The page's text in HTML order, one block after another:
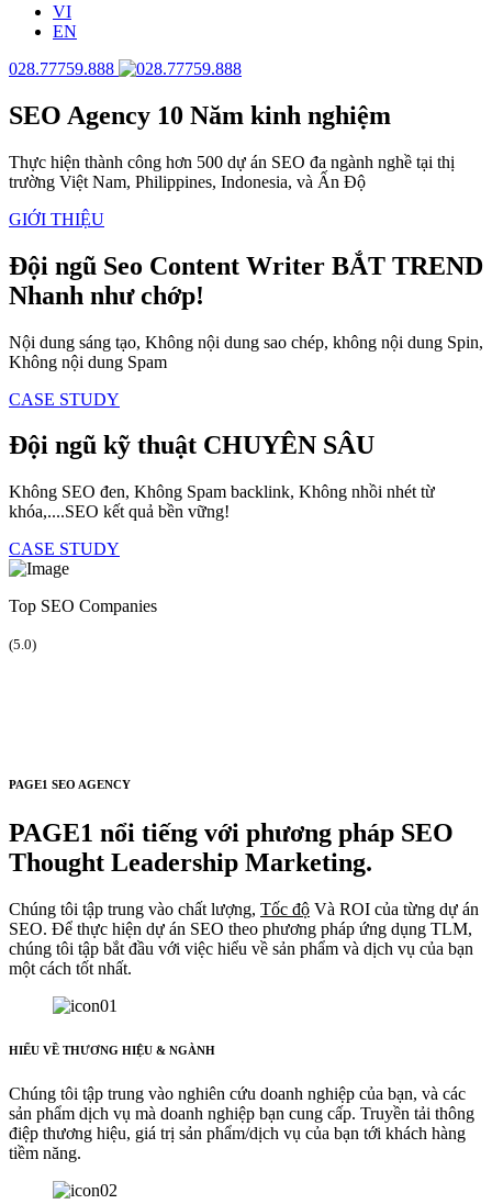
VI
EN
028.77759.888
SEO Agency 10 Năm kinh nghiệm
Thực hiện thành công hơn 500 dự án SEO đa ngành nghề tại thị
trường Việt Nam, Philippines, Indonesia, và Ấn Độ
GIỚI THIỆU
Đội ngũ Seo Content Writer BẮT TREND
Nhanh như chớp!
Nội dung sáng tạo, Không nội dung sao chép, không nội dung Spin,
Không nội dung Spam
CASE STUDY
Đội ngũ kỹ thuật CHUYÊN SÂU
Không SEO đen, Không Spam backlink, Không nhồi nhét từ
khóa,....SEO kết quả bền vững!
CASE STUDY
Top SEO Companies
(5.0)
PAGE1 SEO AGENCY
PAGE1 nổi tiếng với phương pháp SEO
Thought Leadership Marketing.
Chúng tôi tập trung vào chất lượng, Tốc độ Và ROI của từng dự án
SEO. Để thực hiện dự án SEO theo phương pháp ứng dụng TLM,
chúng tôi tập bắt đầu với việc hiểu về sản phẩm và dịch vụ của bạn
một cách tốt nhất.
HIỂU VỀ THƯƠNG HIỆU & NGÀNH
Chúng tôi tập trung vào nghiên cứu doanh nghiệp của bạn, và các
sản phẩm dịch vụ mà doanh nghiệp bạn cung cấp. Truyền tải thông
điệp thương hiệu, giá trị sản phẩm/dịch vụ của bạn tới khách hàng
tiềm năng.